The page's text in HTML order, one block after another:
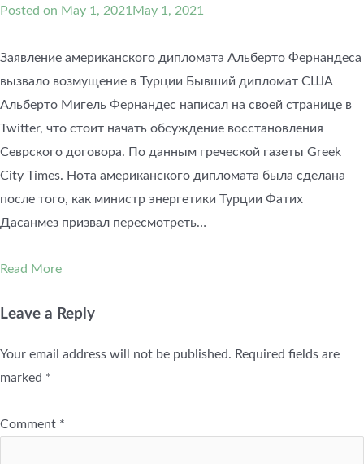
Posted on May 1, 2021 May 1, 2021
Заявление американского дипломата Альберто Фернандеса
вызвало возмущение в Турции Бывший дипломат США
Альберто Мигель Фернандес написал на своей странице в
Twitter, что стоит начать обсуждение восстановления
Севрского договора. По данным греческой газеты Greek
City Times. Нота американского дипломата была сделана
после того, как министр энергетики Турции Фатих
Дасанмез призвал пересмотреть…
Read More
Leave a Reply
Your email address will not be published. Required fields are
marked *
Comment *